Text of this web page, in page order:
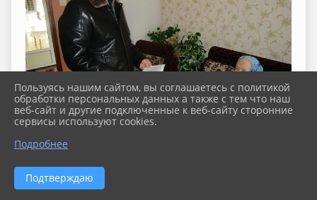
Пользуясь нашим сайтом, вы соглашаетесь с политикой
обработки персональных данных а также с тем что наш
веб-сайт и другие подключенные к веб-сайту сторонние
сервисы используют cookies.
Подробнее
Подтверждаю